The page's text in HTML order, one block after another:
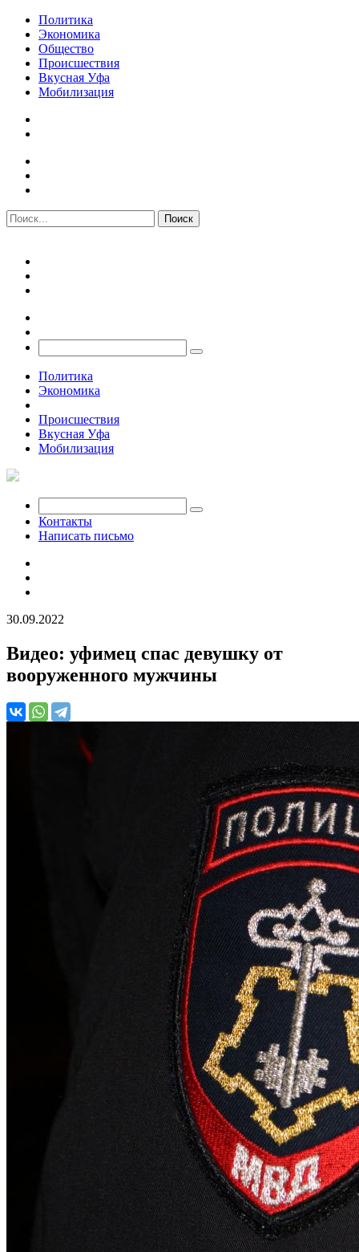
Политика
Экономика
Общество
Происшествия
Вкусная Уфа
Мобилизация
Политика
Экономика
Происшествия
Вкусная Уфа
Мобилизация
Контакты
Написать письмо
30.09.2022
Видео: уфимец спас девушку от
вооруженного мужчины